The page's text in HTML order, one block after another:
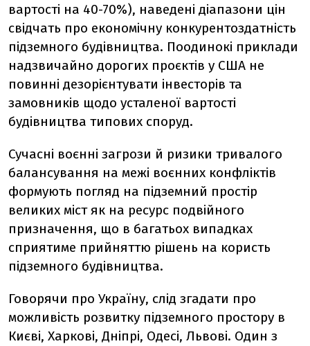
вартості на 40-70%), наведені діапазони цін
свідчать про економічну конкурентоздатність
підземного будівництва. Поодинокі приклади
надзвичайно дорогих проєктів у США не
повинні дезорієнтувати інвесторів та
замовників щодо усталеної вартості
будівництва типових споруд.
Сучасні воєнні загрози й ризики тривалого
балансування на межі воєнних конфліктів
формують погляд на підземний простір
великих міст як на ресурс подвійного
призначення, що в багатьох випадках
сприятиме прийняттю рішень на користь
підземного будівництва.
Говорячи про Україну, слід згадати про
можливість розвитку підземного простору в
Києві, Харкові, Дніпрі, Одесі, Львові. Один з